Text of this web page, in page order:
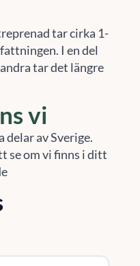
tar cirka 1-
I en del
tar det längre
vi
delar av Sverige.
se om vi finns i ditt